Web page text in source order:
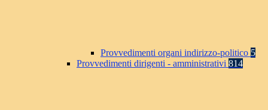
Provvedimenti organi indirizzo-politico 5
Provvedimenti dirigenti - amministrativi 814